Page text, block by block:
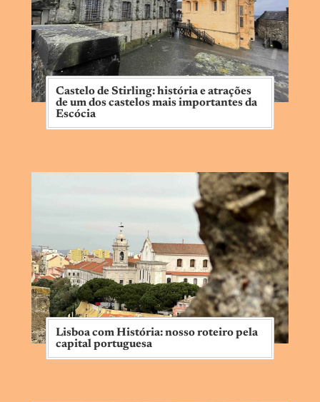
Castelo de Stirling: história e atrações
de um dos castelos mais importantes da
Escócia
Lisboa com História: nosso roteiro pela
capital portuguesa